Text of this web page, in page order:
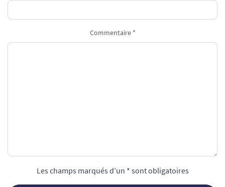
Commentaire *
Les champs marqués d’un * sont obligatoires